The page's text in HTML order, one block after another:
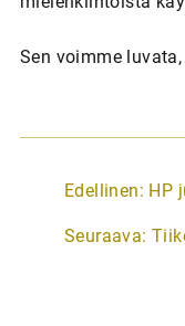
Sen voimme
A
t
Edellinen: HP
Seuraava: